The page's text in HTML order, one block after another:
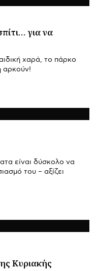
για να
χαρά, το πάρκο
αρκούν!
είναι δύσκολο να
του – αξίζει
Κυριακής